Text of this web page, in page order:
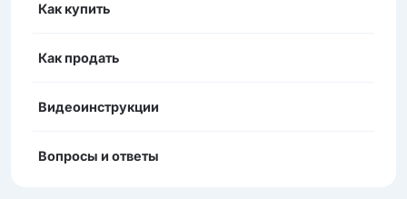
Как купить
Как продать
Видеоинструкции
Вопросы и ответы